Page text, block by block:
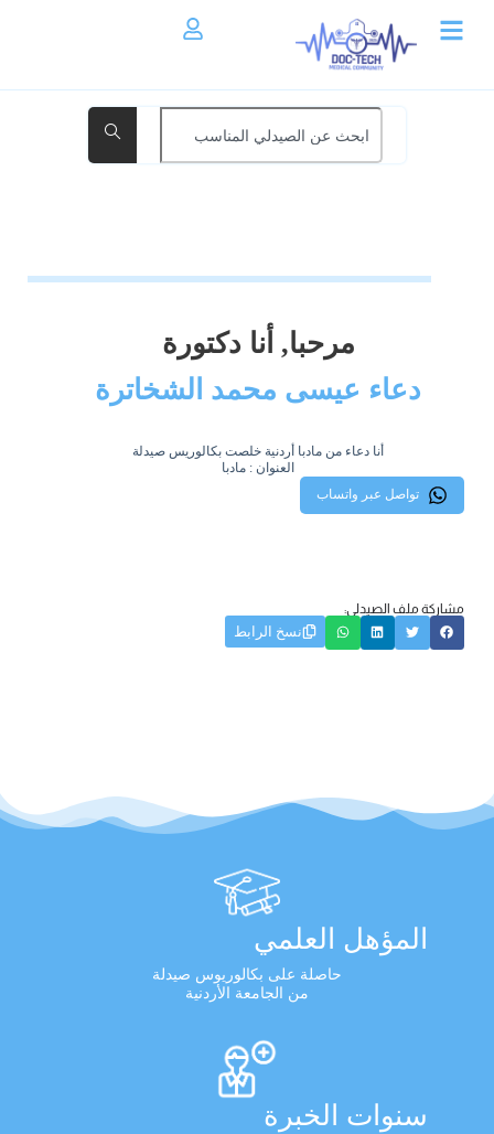
مرحبا, أنا دكتورة
دعاء عيسى محمد الشخاترة
أنا دعاء من مادبا أردنية خلصت بكالوريس صيدلة
العنوان : مادبا
تواصل عبر واتساب
مشاركة ملف الصيدلي:
نسخ الرابط
المؤهل العلمي
حاصلة على بكالوريوس صيدلة
من الجامعة الأردنية
سنوات الخبرة